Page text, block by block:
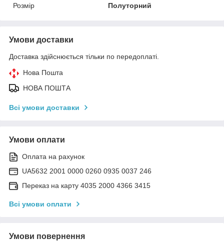
Розмір
Полуторний
Умови доставки
Доставка здійснюється тільки по передоплаті.
Нова Пошта
НОВА ПОШТА
Всі умови доставки
Умови оплати
Оплата на рахунок
UA5632 2001 0000 0260 0935 0037 246
Переказ на карту 4035 2000 4366 3415
Всі умови оплати
Умови повернення